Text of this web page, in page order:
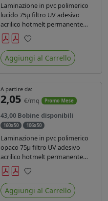
Laminazione in pvc polimerico
lucido 75µ filtro UV adesivo
acrilico hotmelt permanente
specifico per stampe con
inchiostri UV durata 7 anni indoor
e 5 outdoor. Dotato di certificato
ignifugo Bs1d0.
Preferiti
Aggiungi al Carrello
A partire da:
2,05 €/mq Promo Mese
43,00 Bobine disponibili
160x50 106x50
Laminazione in pvc polimerico
opaco 75µ filtro UV adesivo
acrilico hotmelt permanente
specifico per stampe con
inchiostri UV durata 7 anni indoor
e 5 outdoor. Dotato di certificato
ignifugo Bs1d0.
Preferiti
Aggiungi al Carrello